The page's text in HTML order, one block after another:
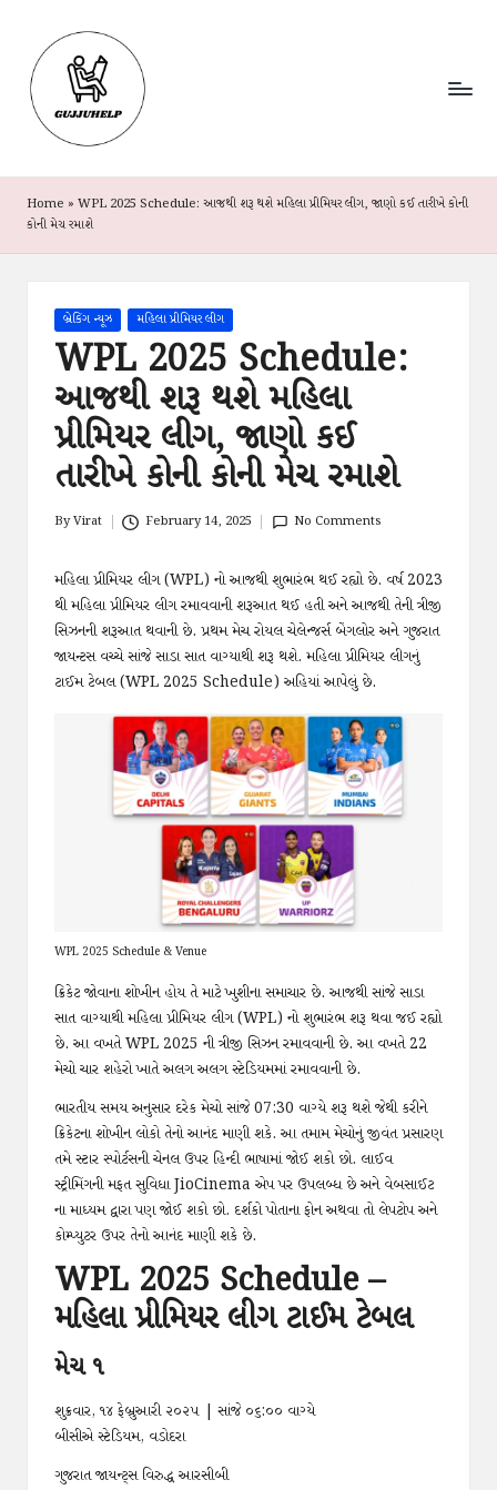
content
G
u
jj
H
e
Your
Gujarati
Guide
To
News,
&
Schemes
Home » WPL 2025 Schedule: આજથી શરૂ થશે મહિલા પ્રીમિયર લીગ, જાણો કઈ તારીખે કોની
કોની મેચ રમાશે
Posted
in
બ્રેકિંગ ન્યૂઝ મહિલા પ્રીમિયર લીગ
WPL 2025 Schedule:
આજથી શરૂ થશે મહિલા
પ્રીમિયર લીગ, જાણો કઈ
તારીખે કોની કોની મેચ રમાશે
Posted
ByVirat February 14, 2025 No Comments
મહિલા પ્રીમિયર લીગ (WPL) નો આજથી શુભારંભ થઈ રહ્યો છે. વર્ષ 2023
થી મહિલા પ્રીમિયર લીગ રમાવવાની શરૂઆત થઈ હતી અને આજથી તેની ત્રીજી
સિઝનની શરૂઆત થવાની છે. પ્રથમ મેચ રોયલ ચેલેન્જર્સ બેંગલોર અને ગુજરાત
જાયન્ટસ વચ્ચે સાંજે સાડા સાત વાગ્યાથી શરૂ થશે. મહિલા પ્રીમિયર લીગનું
ટાઈમ ટેબલ (WPL 2025 Schedule) અહિયાં આપેલું છે.
WPL 2025 Schedule & Venue
ક્રિકેટ જોવાના શોખીન હોય તે માટે ખુશીના સમાચાર છે. આજથી સાંજે સાડા
સાત વાગ્યાથી મહિલા પ્રીમિયર લીગ (WPL) નો શુભારંભ શરૂ થવા જઈ રહ્યો
છે. આ વખતે WPL 2025 ની ત્રીજી સિઝન રમાવવાની છે. આ વખતે 22
મેચો ચાર શહેરો ખાતે અલગ અલગ સ્ટેડિયમમાં રમાવવાની છે.
ભારતીય સમય અનુસાર દરેક મેચો સાંજે 07:30 વાગ્યે શરૂ થશે જેથી કરીને
ક્રિકેટના શોખીન લોકો તેનો આનંદ માણી શકે. આ તમામ મેચોનું જીવંત પ્રસારણ
તમે સ્ટાર સ્પોર્ટસની ચેનલ ઉપર હિન્દી ભાષામાં જોઈ શકો છો. લાઈવ
સ્ટ્રીમિંગની મફત સુવિધા JioCinema એપ પર ઉપલબ્ધ છે અને વેબસાઈટ
ના માધ્યમ દ્વારા પણ જોઈ શકો છો. દર્શકો પોતાના ફોન અથવા તો લેપટોપ અને
કોમ્પ્યુટર ઉપર તેનો આનંદ માણી શકે છે.
WPL 2025 Schedule –
મહિલા પ્રીમિયર લીગ ટાઈમ ટેબલ
મેચ ૧
શુક્રવાર, ૧૪ ફેબ્રુઆરી ૨૦૨૫ | સાંજે ૦૬:૦૦ વાગ્યે
બીસીએ સ્ટેડિયમ, વડોદરા
ગુજરાત જાયન્ટ્સ વિરુદ્ધ આરસીબી